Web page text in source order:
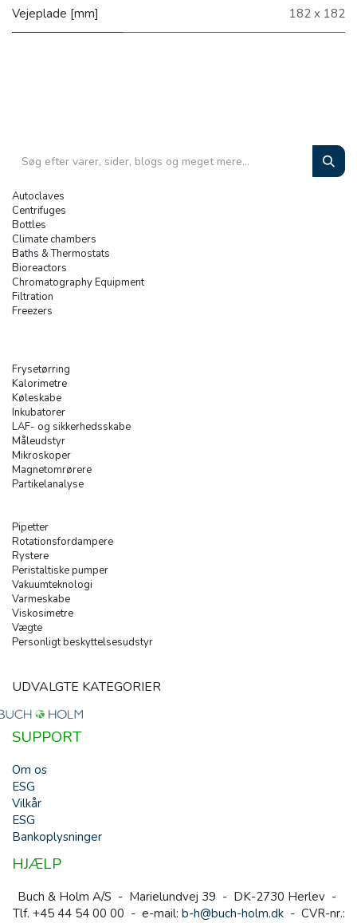
Vejeplade [mm] 182 x 182
Autoclaves
Centrifuges
Bottles
Climate chambers
Baths & Thermostats
Bioreactors
Chromatography Equipment
Filtration
Freezers
Frysetørring
Kalorimetre
Køleskabe
Inkubatorer
LAF- og sikkerhedsskabe
Måleudstyr
Mikroskoper
Magnetomrørere
Partikelanalyse
Pipetter
Rotationsfordampere
Rystere
Peristaltiske pumper
Vakuumteknologi
Varmeskabe
Viskosimetre
Vægte
Personligt beskyttelsesudstyr
UDVALGTE KATEGORIER
SUPPORT
Om os
ESG
Vilkår
ESG
Bankoplysninger
HJÆLP
Buch & Holm A/S - Marielundvej 39 - DK-2730 Herlev -
Tlf. +45 44 54 00 00 - e-mail: b-h@buch-holm.dk- CVR-nr.: